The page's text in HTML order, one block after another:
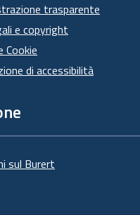
trasparente
e copyright
Cookie
di accessibilità
sul Burert